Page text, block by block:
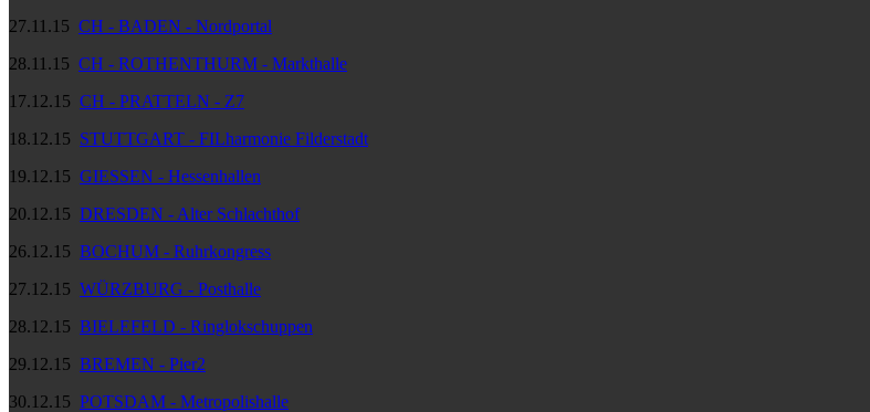
27.11.15 CH - BADEN - Nordportal
28.11.15 CH - ROTHENTHURM - Markthalle
17.12.15 CH - PRATTELN - Z7
18.12.15 STUTTGART - FILharmonie Filderstadt
19.12.15 GIESSEN - Hessenhallen
20.12.15 DRESDEN - Alter Schlachthof
26.12.15 BOCHUM - Ruhrkongress
27.12.15 WÜRZBURG - Posthalle
28.12.15 BIELEFELD - Ringlokschuppen
29.12.15 BREMEN - Pier2
30.12.15 POTSDAM - Metropolishalle